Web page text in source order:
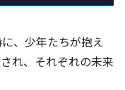
、少年たちが抱え
れ、それぞれの未来